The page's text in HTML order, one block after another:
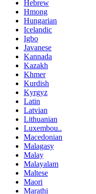
Hebrew
Hmong
Hungarian
Icelandic
Igbo
Javanese
Kannada
Kazakh
Khmer
Kurdish
Kyrgyz
Latin
Latvian
Lithuanian
Luxembou..
Macedonian
Malagasy
Malay
Malayalam
Maltese
Maori
Marathi